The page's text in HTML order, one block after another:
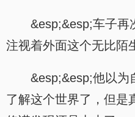
&esp;&esp;车子再
注视着外面这个无比陌
&esp;&esp;他以为
了解这个世界了，但是